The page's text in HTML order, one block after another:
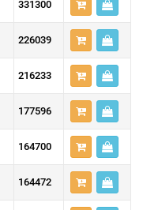
331300
226039
216233
177596
164700
164472